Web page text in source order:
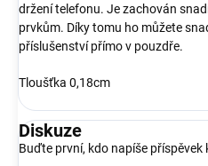
držení telefonu. Je zachován
prvkům. Díky tomu ho můžete
příslušenství přímo v pouzdře.
Tloušťka 0,18cm
Diskuze
Buďte první, kdo napíše příspěvek